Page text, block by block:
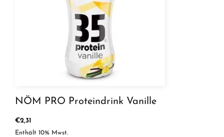
NÖM PRO Proteindrink Vanille
€2,31
Enthält 10% Mwst.